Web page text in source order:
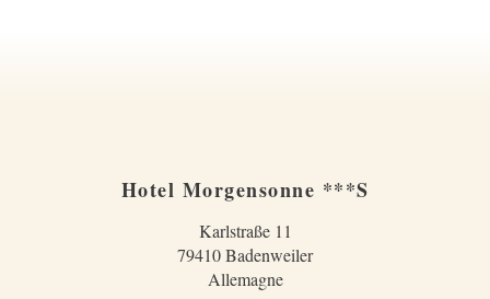
Hotel Morgensonne ***S
Karlstraße 11
79410 Badenweiler
Allemagne